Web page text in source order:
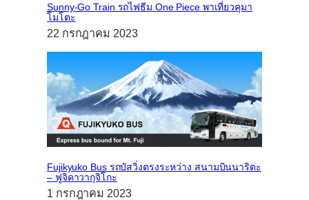
Sunny-Go Train รถไฟธีม One Piece พาเที่ยวคุมา
โมโตะ
22 กรกฎาคม 2023
Fujikyuko Bus รถบัสวิ่งตรงระหว่าง สนามบินนาริตะ
– ฟูจิคาวากุจิโกะ
1 กรกฎาคม 2023